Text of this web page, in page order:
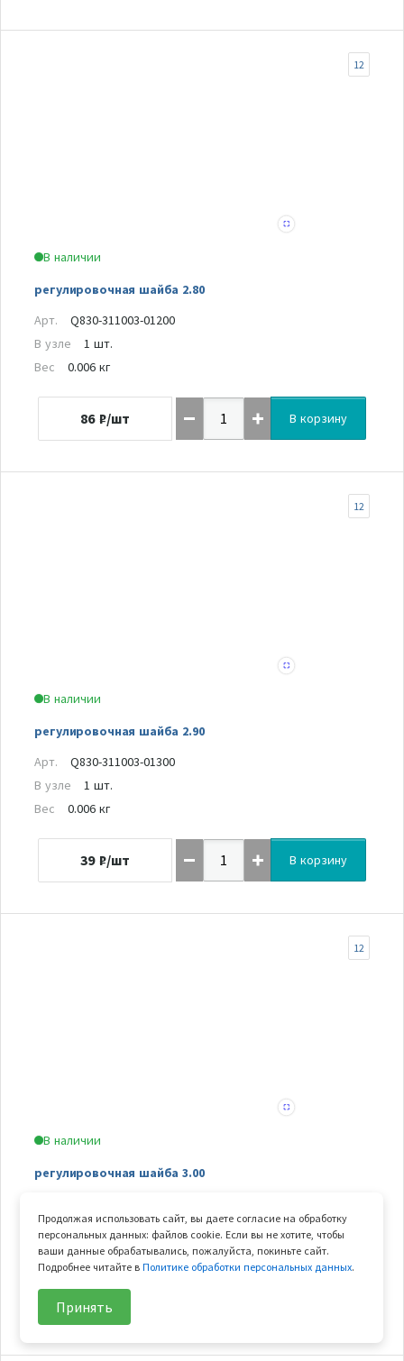
В наличии
регулировочная шайба 2.80
12
Арт.
Q830-311003-01200
В узле
1 шт.
Вес
0.006 кг
86 ₽/шт В корзину
В наличии
регулировочная шайба 2.90
12
Арт.
Q830-311003-01300
В узле
1 шт.
Вес
0.006 кг
39 ₽/шт В корзину
В наличии
регулировочная шайба 3.00
12
В узле
1 шт.
Вес
0.008 кг
39 ₽/шт
Продолжая использовать сайт, вы даете согласие на обработку
персональных данных: файлов cookie. Если вы не хотите, чтобы
ваши данные обрабатывались, пожалуйста, покиньте сайт.
Подробнее читайте вПолитике обработки персональных данных.
Принять